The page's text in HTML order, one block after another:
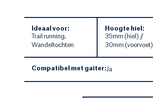
Ideaal voor:
Trail running,
Wandeltochten
Hoogte hiel:
35mm (hiel) //
30mm (voorvoet)
Compatibel met gaiter:Ja